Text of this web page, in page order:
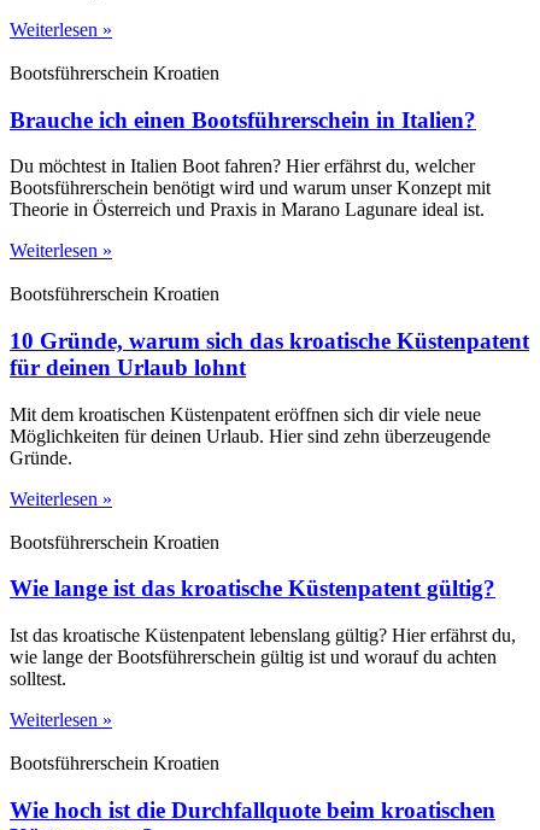
Weiterlesen »
Bootsführerschein Kroatien
Brauche ich einen Bootsführerschein in Italien?
Du möchtest in Italien Boot fahren? Hier erfährst du, welcher
Bootsführerschein benötigt wird und warum unser Konzept mit
Theorie in Österreich und Praxis in Marano Lagunare ideal ist.
Weiterlesen »
Bootsführerschein Kroatien
10 Gründe, warum sich das kroatische Küstenpatent
für deinen Urlaub lohnt
Mit dem kroatischen Küstenpatent eröffnen sich dir viele neue
Möglichkeiten für deinen Urlaub. Hier sind zehn überzeugende
Gründe.
Weiterlesen »
Bootsführerschein Kroatien
Wie lange ist das kroatische Küstenpatent gültig?
Ist das kroatische Küstenpatent lebenslang gültig? Hier erfährst du,
wie lange der Bootsführerschein gültig ist und worauf du achten
solltest.
Weiterlesen »
Bootsführerschein Kroatien
Wie hoch ist die Durchfallquote beim kroatischen